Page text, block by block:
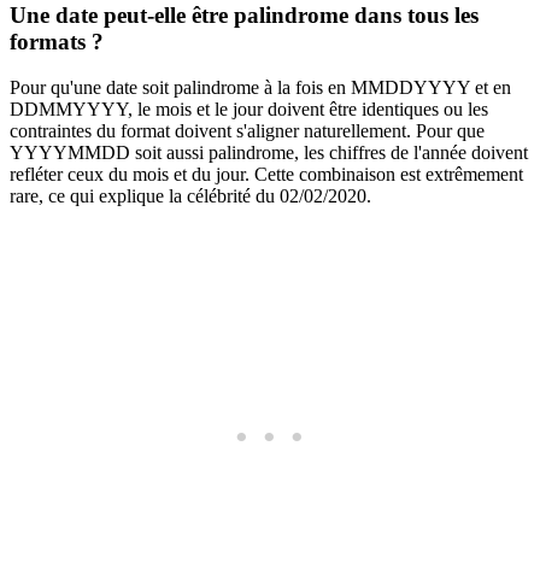
Une date peut-elle être palindrome dans tous les
formats ?
Pour qu'une date soit palindrome à la fois en MMDDYYYY et en
DDMMYYYY, le mois et le jour doivent être identiques ou les
contraintes du format doivent s'aligner naturellement. Pour que
YYYYMMDD soit aussi palindrome, les chiffres de l'année doivent
refléter ceux du mois et du jour. Cette combinaison est extrêmement
rare, ce qui explique la célébrité du 02/02/2020.